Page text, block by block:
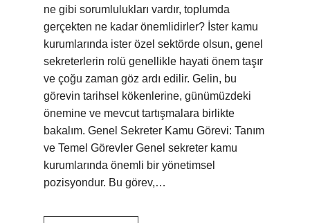
ne gibi sorumlulukları vardır, toplumda
gerçekten ne kadar önemlidirler? İster kamu
kurumlarında ister özel sektörde olsun, genel
sekreterlerin rolü genellikle hayati önem taşır
ve çoğu zaman göz ardı edilir. Gelin, bu
görevin tarihsel kökenlerine, günümüzdeki
önemine ve mevcut tartışmalara birlikte
bakalım. Genel Sekreter Kamu Görevi: Tanım
ve Temel Görevler Genel sekreter kamu
kurumlarında önemli bir yönetimsel
pozisyondur. Bu görev,…